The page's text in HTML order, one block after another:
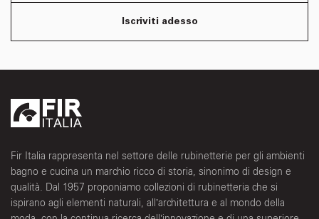
Iscriviti adesso
Fir Italia rappresenta nel settore delle rubinetterie per gli ambienti
bagno e cucina un marchio ricco di storia, sinonimo di design e
qualità. Dal 1957 proponiamo collezioni di rubinetteria che si
ispirano agli elementi naturali, all’architettura e al mondo della